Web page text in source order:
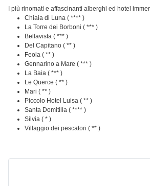
I più rinomati e affascinanti alberghi ed hotel
Chiaia di Luna ( **** )
La Torre dei Borboni ( *** )
Bellavista ( *** )
Del Capitano ( ** )
Feola ( ** )
Gennarino a Mare ( *** )
La Baia ( *** )
Le Querce ( ** )
Mari ( ** )
Piccolo Hotel Luisa ( ** )
Santa Domitilla ( **** )
Silvia ( * )
Villaggio dei pescatori ( ** )